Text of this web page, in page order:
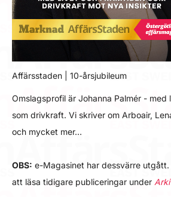
Affärsstaden | 10-årsjubileum
Omslagsprofil är Johanna Palmér -
som drivkraft. Vi skriver om Arboair,
och mycket mer…
OBS: e-Magasinet har dessvärre
att läsa tidigare publiceringar under